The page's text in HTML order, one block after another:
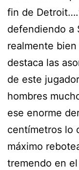
fin de
defendiendo a
realmente
destaca las
de este
hombres
ese enorme
centímetros lo
máximo
tremendo en